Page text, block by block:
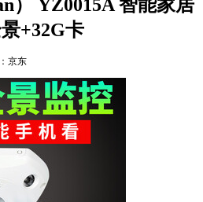
） YZ0015A 智能家居
+32G卡
京东